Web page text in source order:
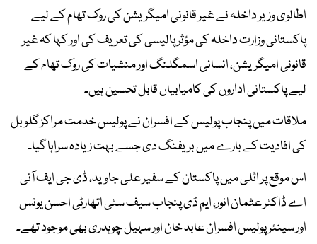
اطالوی وزیر داخلہ نے غیر قانونی امیگریشن کی روک تھام کے لیے
پاکستانی وزارت داخلہ کی مؤثر پالیسی کی تعریف کی اور کہا کہ غیر
قانونی امیگریشن، انسانی اسمگلنگ اور منشیات کی روک تھام کے
لیے پاکستانی اداروں کی کامیابیاں قابل تحسین ہیں۔
ملاقات میں پنجاب پولیس کے افسران نے پولیس خدمت مراکز گلوبل
کی افادیت کے بارے میں بریفنگ دی جسے بہت زیادہ سراہا گیا۔
اس موقع پر اٹلی میں پاکستان کے سفیر علی جاوید، ڈی جی ایف آئی
اے ڈاکٹر عثمان انور، ایم ڈی پنجاب سیف سٹی اتھارٹی احسن یونس
اور سینئر پولیس افسران عابد خان اور سہیل چوہدری بھی موجود تھے۔